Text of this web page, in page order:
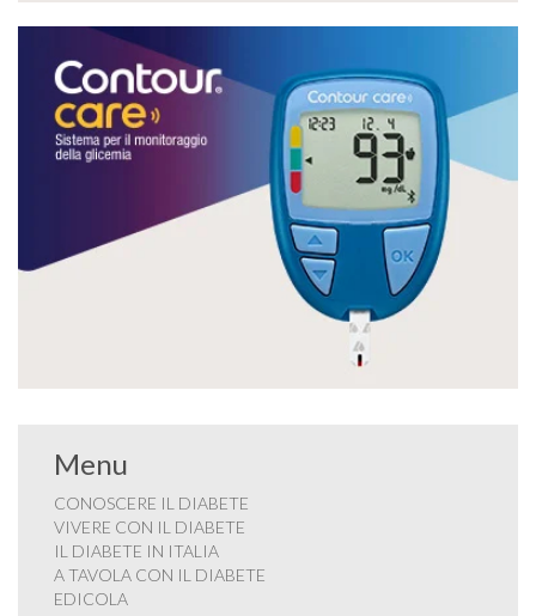
Menu
CONOSCERE IL DIABETE
VIVERE CON IL DIABETE
IL DIABETE IN ITALIA
A TAVOLA CON IL DIABETE
EDICOLA